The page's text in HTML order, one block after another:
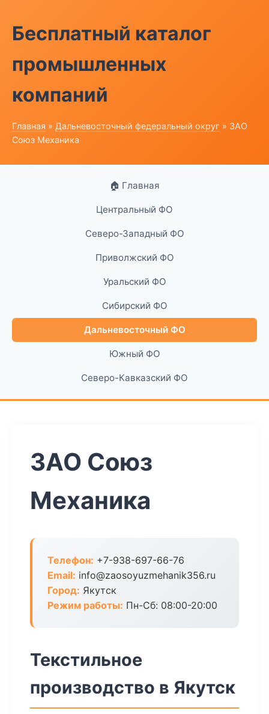
Бесплатный каталог
промышленных
компаний
Главная » Дальневосточный федеральный округ » ЗАО
Союз Механика
🏠 Главная
Центральный ФО
Северо-Западный ФО
Приволжский ФО
Уральский ФО
Сибирский ФО
Дальневосточный ФО
Южный ФО
Северо-Кавказский ФО
ЗАО Союз
Механика
Телефон: +7-938-697-66-76
Email: info@zaosoyuzmehanik356.ru
Город: Якутск
Режим работы: Пн-Сб: 08:00-20:00
Текстильное
производство в Якутск